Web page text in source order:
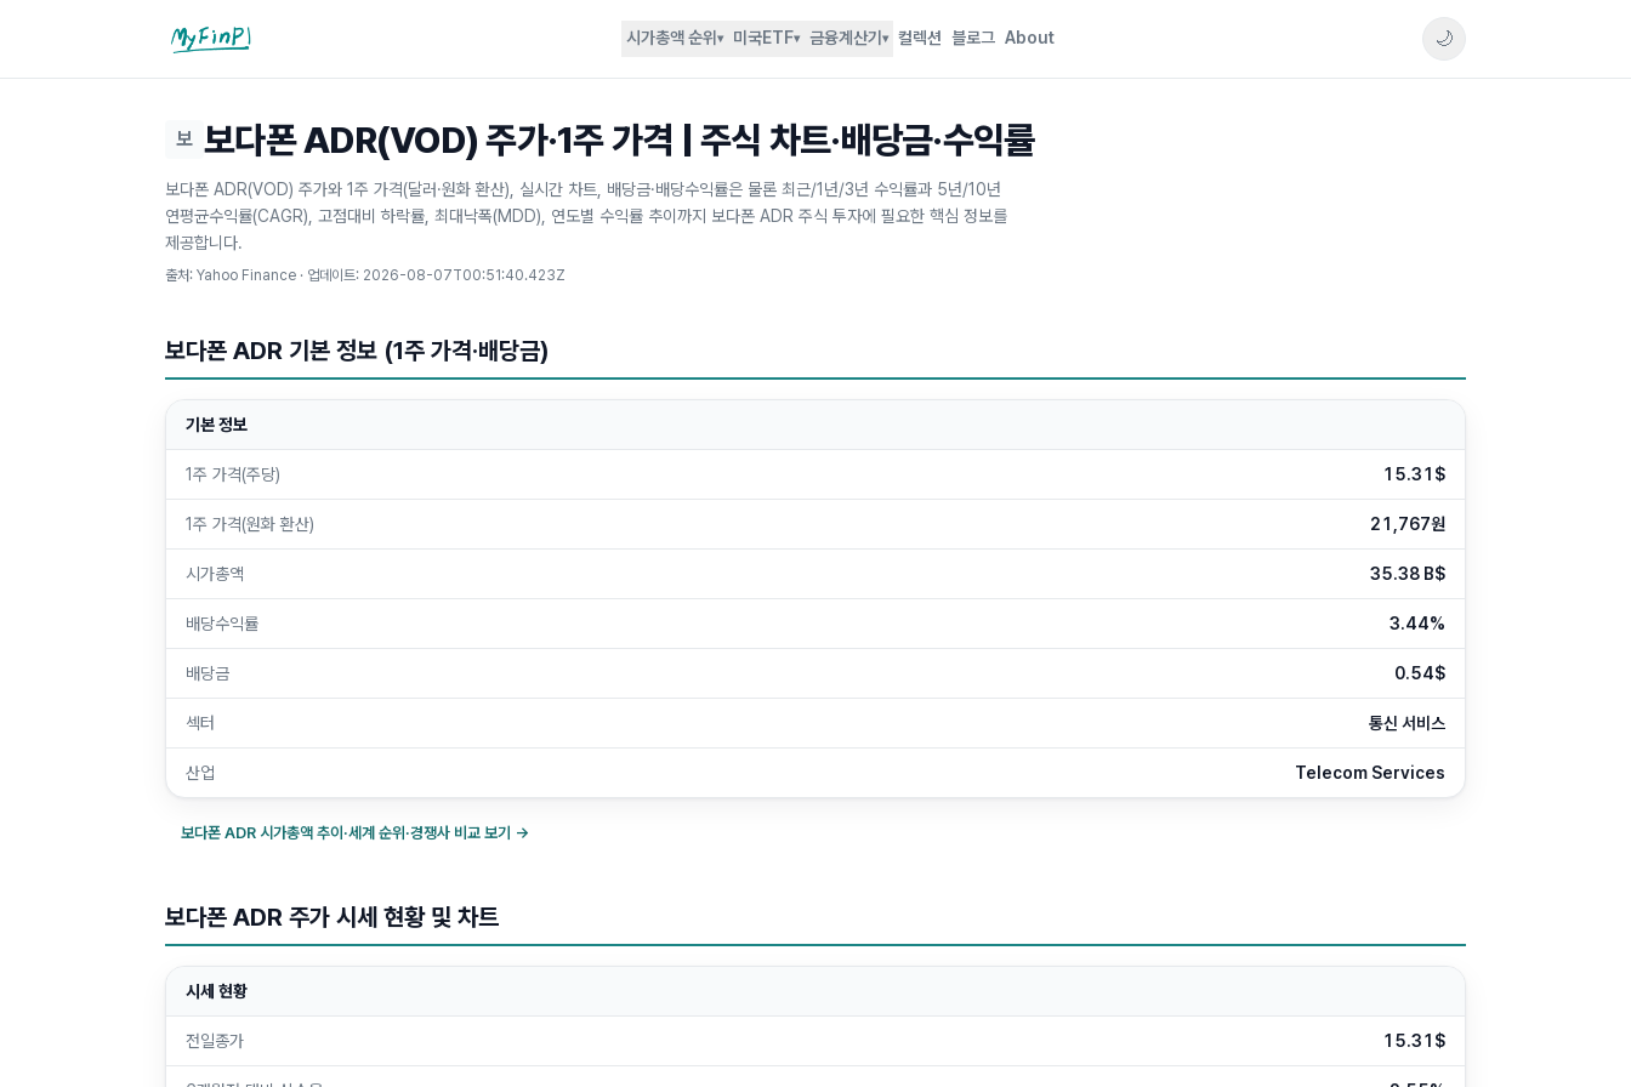
마이핀플
시가총액 순위 ▾ 미국ETF▾ 금융계산기 ▾ 컬렉션 블로그 About 🌙
보 보다폰 ADR(VOD) 주가·1주 가격 | 주식 차트·배당금·수익률
보다폰 ADR(VOD) 주가와 1주 가격(달러·원화 환산), 실시간 차트, 배당금·배당수익률은 물론 최근/1년/3년 수익률과 5년/10년
연평균수익률(CAGR), 고점대비 하락률, 최대낙폭(MDD), 연도별 수익률 추이까지 보다폰 ADR 주식 투자에 필요한 핵심 정보를
제공합니다.
출처: Yahoo Finance · 업데이트: 2026-08-07T00:51:40.423Z
보다폰 ADR 기본 정보 (1주 가격·배당금)
기본 정보
1주 가격(주당) 15.31$
1주 가격(원화 환산) 21,767원
시가총액 35.38 B$
배당수익률 3.44%
배당금 0.54$
섹터 통신 서비스
산업 Telecom Services
보다폰 ADR 시가총액 추이·세계 순위·경쟁사 비교 보기 →
보다폰 ADR 주가 시세 현황 및 차트
시세 현황
전일종가 15.31$